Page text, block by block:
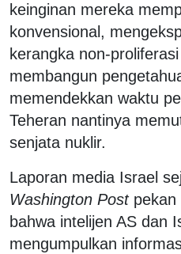
keinginan mereka
konvensional,
kerangka non-
membangun
memendekkan waktu
Teheran nantinya
senjata nuklir.
Laporan media Israel
Washington Postpekan
bahwa intelijen AS dan
mengumpulkan